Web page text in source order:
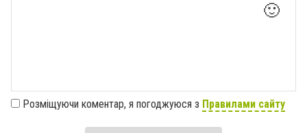
🙂
Розміщуючи коментар, я погоджуюся з Правилами сайту